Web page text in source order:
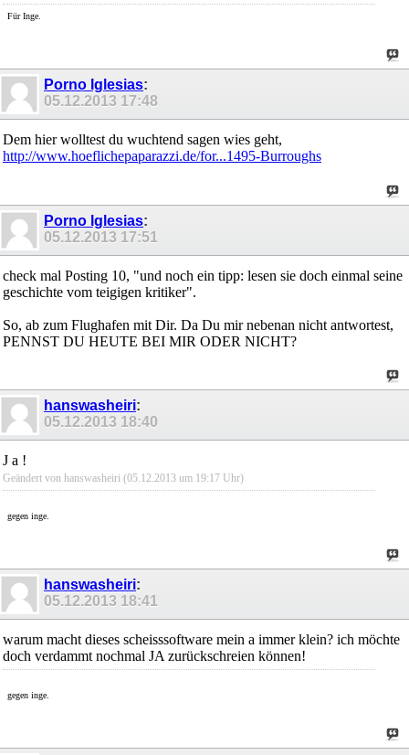
Für Inge.
Porno Iglesias:
05.12.2013 17:48
Dem hier wolltest du wuchtend sagen wies geht,
http://www.hoeflichepaparazzi.de/for...1495-Burroughs
Porno Iglesias:
05.12.2013 17:51
check mal Posting 10, "und noch ein tipp: lesen sie doch einmal seine
geschichte vom teigigen kritiker".
So, ab zum Flughafen mit Dir. Da Du mir nebenan nicht antwortest,
PENNST DU HEUTE BEI MIR ODER NICHT?
hanswasheiri:
05.12.2013 18:40
J a !
Geändert von hanswasheiri (05.12.2013 um 19:17 Uhr)
gegen inge.
hanswasheiri:
05.12.2013 18:41
warum macht dieses scheisssoftware mein a immer klein? ich möchte
doch verdammt nochmal JA zurückschreien können!
gegen inge.